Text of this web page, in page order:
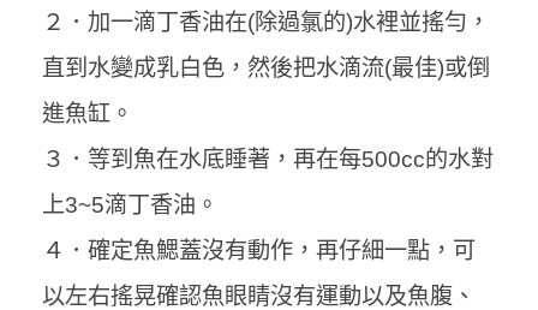
２．加一滴丁香油在(除過氯的)水裡並搖勻，
直到水變成乳白色，然後把水滴流(最佳)或倒
進魚缸。
３．等到魚在水底睡著，再在每500cc的水對
上3~5滴丁香油。
４．確定魚鰓蓋沒有動作，再仔細一點，可
以左右搖晃確認魚眼睛沒有運動以及魚腹、